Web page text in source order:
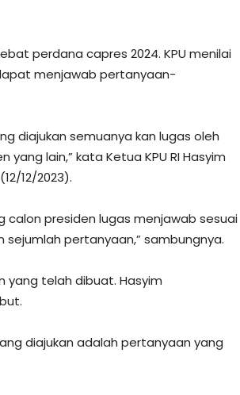
perdana capres 2024. KPU menilai
menjawab pertanyaan-
diajukan semuanya kan lugas oleh
lain,” kata Ketua KPU RI Hasyim
12/2023).
calon presiden lugas menjawab sesuai
pertanyaan,” sambungnya.
yang telah dibuat. Hasyim
diajukan adalah pertanyaan yang